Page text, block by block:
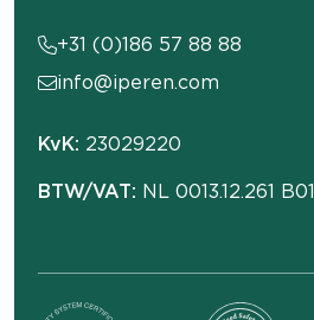
KvK: 23029220
BTW/VAT: NL 0013.12.261 B01
+31 (0)186 57 88 88
info@iperen.com